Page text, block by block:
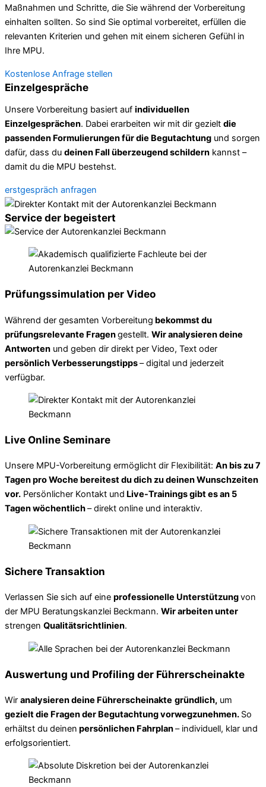
Maßnahmen und Schritte, die Sie während der Vorbereitung
einhalten sollten. So sind Sie optimal vorbereitet, erfüllen die
relevanten Kriterien und gehen mit einem sicheren Gefühl in
Ihre MPU.
Kostenlose Anfrage stellen
Einzelgespräche
Unsere Vorbereitung basiert auf individuellen
Einzelgesprächen. Dabei erarbeiten wir mit dir gezielt die
passenden Formulierungen für die Begutachtung und sorgen
dafür, dass du deinen Fall überzeugend schildern kannst –
damit du die MPU bestehst.
erstgespräch anfragen
Service der begeistert
Prüfungssimulation per Video
Während der gesamten Vorbereitung bekommst du
prüfungsrelevante Fragengestellt. Wir analysieren deine
Antworten und geben dir direkt per Video, Text oder
persönlich Verbesserungstipps– digital und jederzeit
verfügbar.
Live Online Seminare
Unsere MPU-Vorbereitung ermöglicht dir Flexibilität: An bis zu 7
Tagen pro Woche bereitest du dich zu deinen Wunschzeiten
vor. Persönlicher Kontakt und Live-Trainings gibt es an 5
Tagen wöchentlich– direkt online und interaktiv.
Sichere Transaktion
Verlassen Sie sich auf eine professionelle Unterstützungvon
der MPU Beratungskanzlei Beckmann. Wir arbeiten unter
strengen Qualitätsrichtlinien.
Auswertung und Profiling der Führerscheinakte
Wir analysieren deine Führerscheinakte gründlich, um
gezielt die Fragen der Begutachtung vorwegzunehmen. So
erhältst du deinen persönlichen Fahrplan– individuell, klar und
erfolgsorientiert.